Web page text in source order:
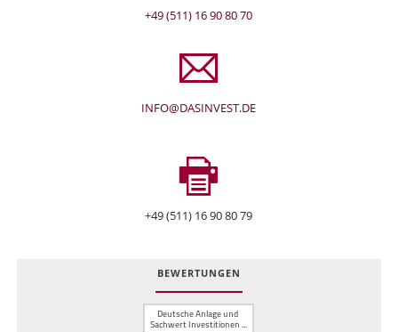
+49 (511) 16 90 80 70
INFO@DASINVEST.DE
+49 (511) 16 90 80 79
BEWERTUNGEN